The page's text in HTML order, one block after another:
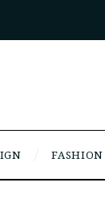
FASHION